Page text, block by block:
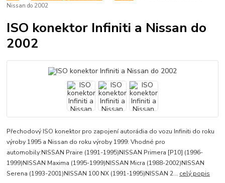
Nissan do 2002
ISO konektor Infiniti a Nissan do
2002
Přechodový ISO konektor pro zapojení autorádia do vozu Infiniti do roku
výroby 1995 a Nissan do roku výroby 1999: Vhodné pro
automobily:NISSAN Praire (1991-1995)NISSAN Primera [P10] (1996-
1999)NISSAN Maxima (1995-1999)NISSAN Micra (1988-2002)NISSAN
Serena (1993-2001)NISSAN 100 NX (1991-1995)NISSAN 2... celý popis